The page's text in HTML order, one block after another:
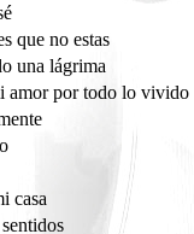
que no estas
una lágrima
amor por todo lo vivido
casa